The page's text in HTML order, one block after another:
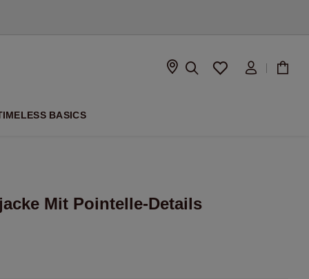
BASICS
Mit Pointelle-Details